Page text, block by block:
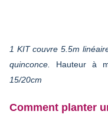
1 KIT couvre 5.5m
quinconce.
Hauteur à
15/20cm
Comment planter